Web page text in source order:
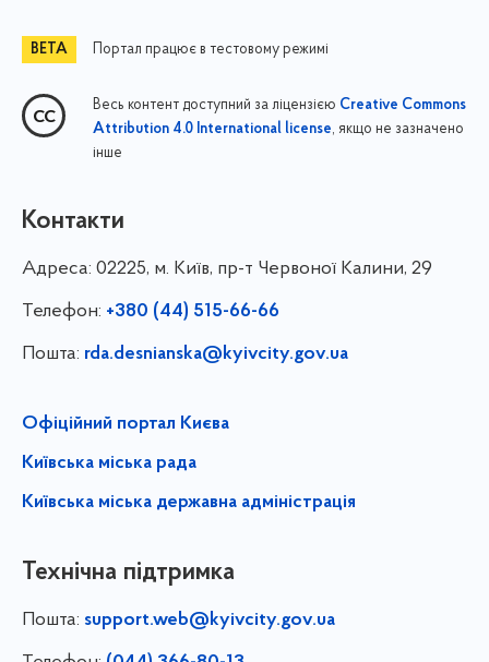
Портал працює в тестовому режимі
Весь контент доступний за ліцензією Creative Commons
Attribution 4.0 International license, якщо не зазначено
інше
Контакти
Адреса: 02225, м. Київ, пр-т Червоної Калини, 29
Телефон: +380 (44) 515-66-66
Пошта: rda.desnianska@kyivcity.gov.ua
Офіційний портал Києва
Київська міська рада
Київська міська державна адміністрація
Технічна підтримка
Пошта: support.web@kyivcity.gov.ua